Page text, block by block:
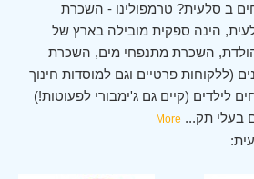
ב סלעית? טרמפולינו - השכרת
הינה ספקית מובילה בארץ של
השכרת מתנפחי מים, השכרת
(ללקוחות פרטיים וגם למוסדות חינוך
לילדים (קיים גם ג'ימבורי לפעוטות!)
בעלי תק...
More